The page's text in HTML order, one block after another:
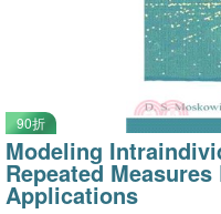
90折
Modeling
Repeated
Applications